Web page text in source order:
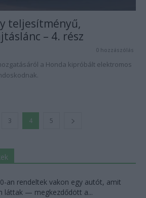
teljesítményű,
– 4. rész
0 hozzászólás
a Honda kipróbált elektromos
3 4 5
an rendeltek vakon egy autót, amit
láttak — megkezdődött a...